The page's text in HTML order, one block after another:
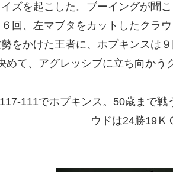
ズを起こした。ブーイングが聞
回、左マブタをカットしたクラ
をかけた王者に、ホプキンスは
めて、アグレッシブに立ち向かう
111でホプキンス。50歳まで
ウドは24勝19Ｋ